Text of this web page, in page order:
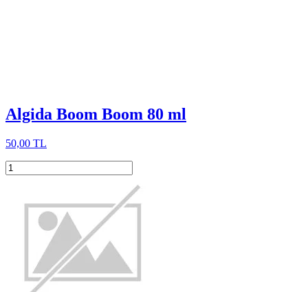
Algida Boom Boom 80 ml
50,00 TL